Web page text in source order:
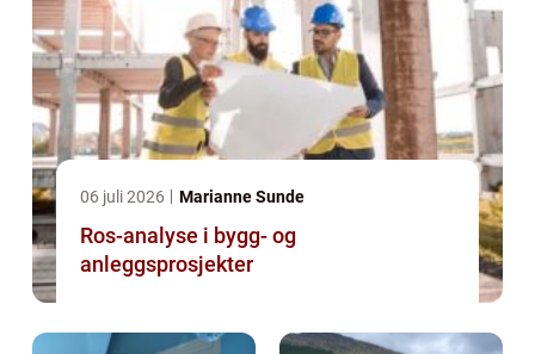
06 juli 2026 Marianne Sunde
Ros-analyse i bygg- og
anleggsprosjekter